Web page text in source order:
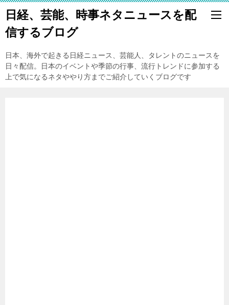
日経、芸能、時事ネタニュースを配
信するブログ
日本、海外で起きる日経ニュース、芸能人、タレントのニュースを
日々配信。日本のイベントや季節の行事、流行トレンドに参加する
上で気になるネタややり方までご紹介していくブログです